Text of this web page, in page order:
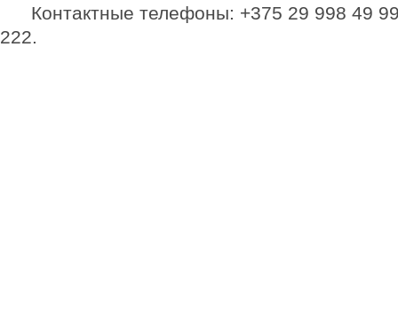
Контактные телефоны: +375 29 998 49
222.